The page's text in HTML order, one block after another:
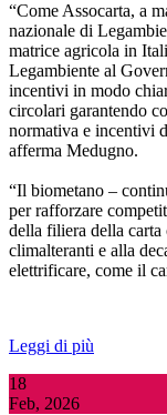
“Come Assocarta, a
nazionale di
matrice agricola in
Legambiente al
incentivi in modo
circolari garantendo
normativa e incentivi
afferma Medugno.
“Il biometano –
per rafforzare
della filiera della
climalteranti e alla
elettrificare, come il
Leggi di più
18
Feb, 2026